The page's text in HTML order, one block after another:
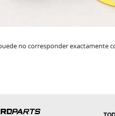
no corresponder exactamente